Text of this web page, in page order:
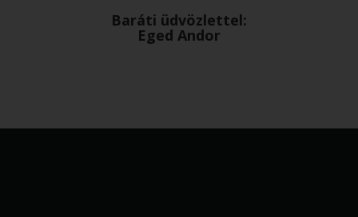
Baráti üdvözlettel:
Eged Andor